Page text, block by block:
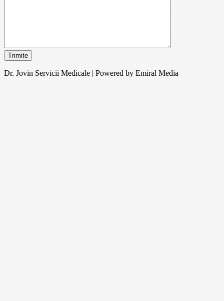
Dr. Jovin Servicii Medicale | Powered by Emiral Media